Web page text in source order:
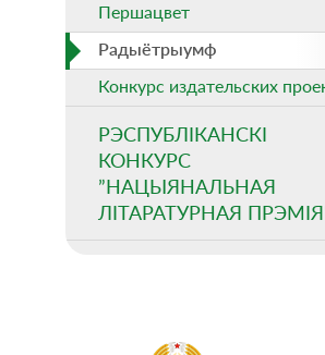
Першацвет
Радыётрыумф
Конкурс издательских
РЭСПУБЛІКАНСКІ
КОНКУРС
”НАЦЫЯНАЛЬНАЯ
ЛІТАРАТУРНАЯ